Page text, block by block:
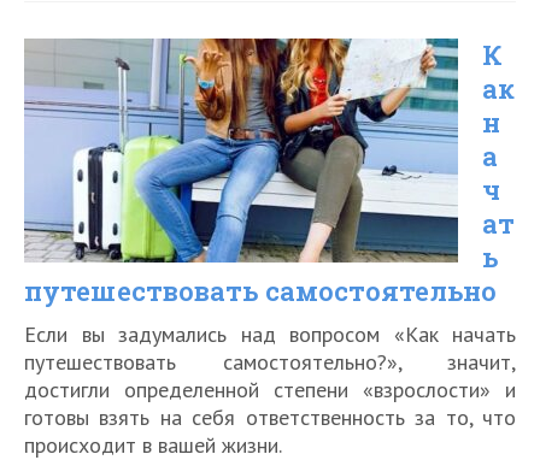
должны
быть
в
вашей
ручной
клади
К
ак
н
а
ч
ат
ь
путешествовать самостоятельно
Если вы задумались над вопросом «Как начать
путешествовать самостоятельно?», значит,
достигли определенной степени «взрослости» и
готовы взять на себя ответственность за то, что
происходит в вашей жизни.